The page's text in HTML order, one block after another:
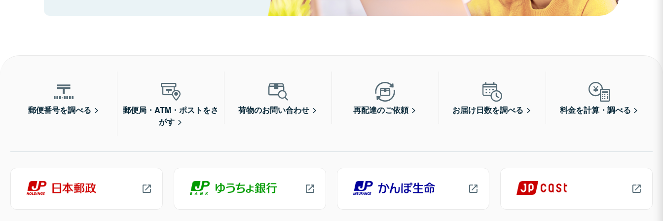
郵便番号を調べる
郵便局・ATM・ポストをさ
がす
荷物のお問い合わせ 再配達のご依頼 お届け日数を調べる 料金を計算・調べる